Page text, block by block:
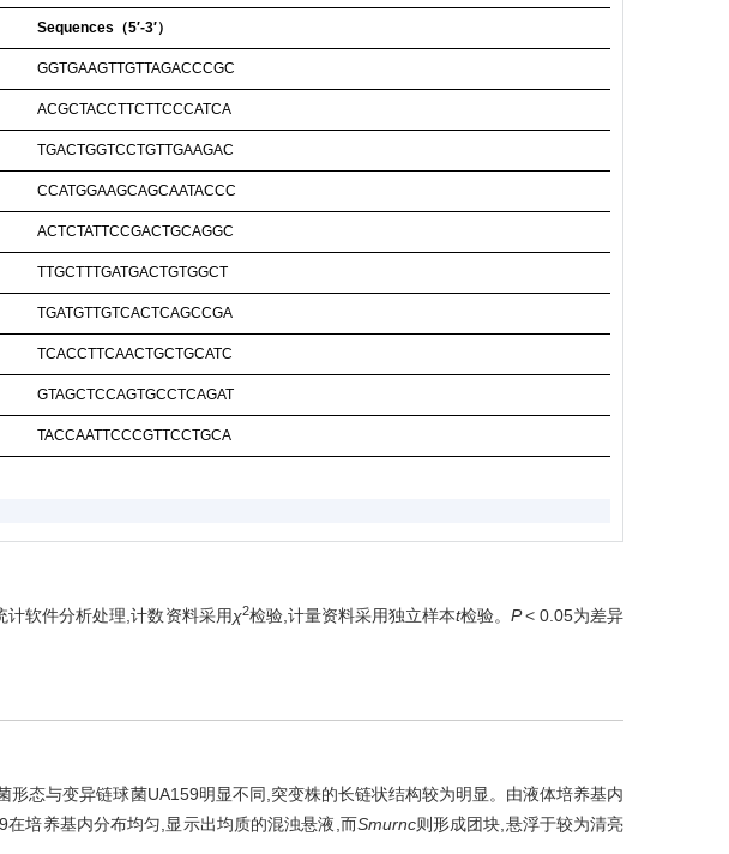
Sequences（5′-3′）
GGTGAAGTTGTTAGACCCGC
ACGCTACCTTCTTCCCATCA
TGACTGGTCCTGTTGAAGAC
CCATGGAAGCAGCAATACCC
ACTCTATTCCGACTGCAGGC
TTGCTTTGATGACTGTGGCT
TGATGTTGTCACTCAGCCGA
TCACCTTCAACTGCTGCATC
GTAGCTCCAGTGCCTCAGAT
TACCAATTCCCGTTCCTGCA
计软件分析处理,计数资料采用χ2检验,计量资料采用独立样本t检验。P< 0.05为差异
形态与变异链球菌UA159明显不同,突变株的长链状结构较为明显。由液体培养基内
在培养基内分布均匀,显示出均质的混浊悬液,而Smurnc则形成团块,悬浮于较为清亮